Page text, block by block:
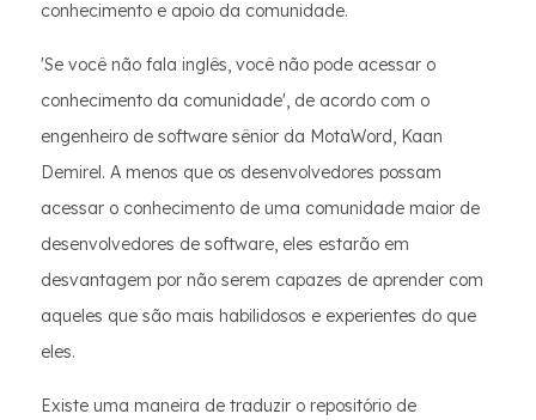
conhecimento e apoio da comunidade.
'Se você não fala inglês, você não pode acessar o
conhecimento da comunidade', de acordo com o
engenheiro de software sênior da MotaWord, Kaan
Demirel. A menos que os desenvolvedores possam
acessar o conhecimento de uma comunidade maior de
desenvolvedores de software, eles estarão em
desvantagem por não serem capazes de aprender com
aqueles que são mais habilidosos e experientes do que
eles.
Existe uma maneira de traduzir o repositório de